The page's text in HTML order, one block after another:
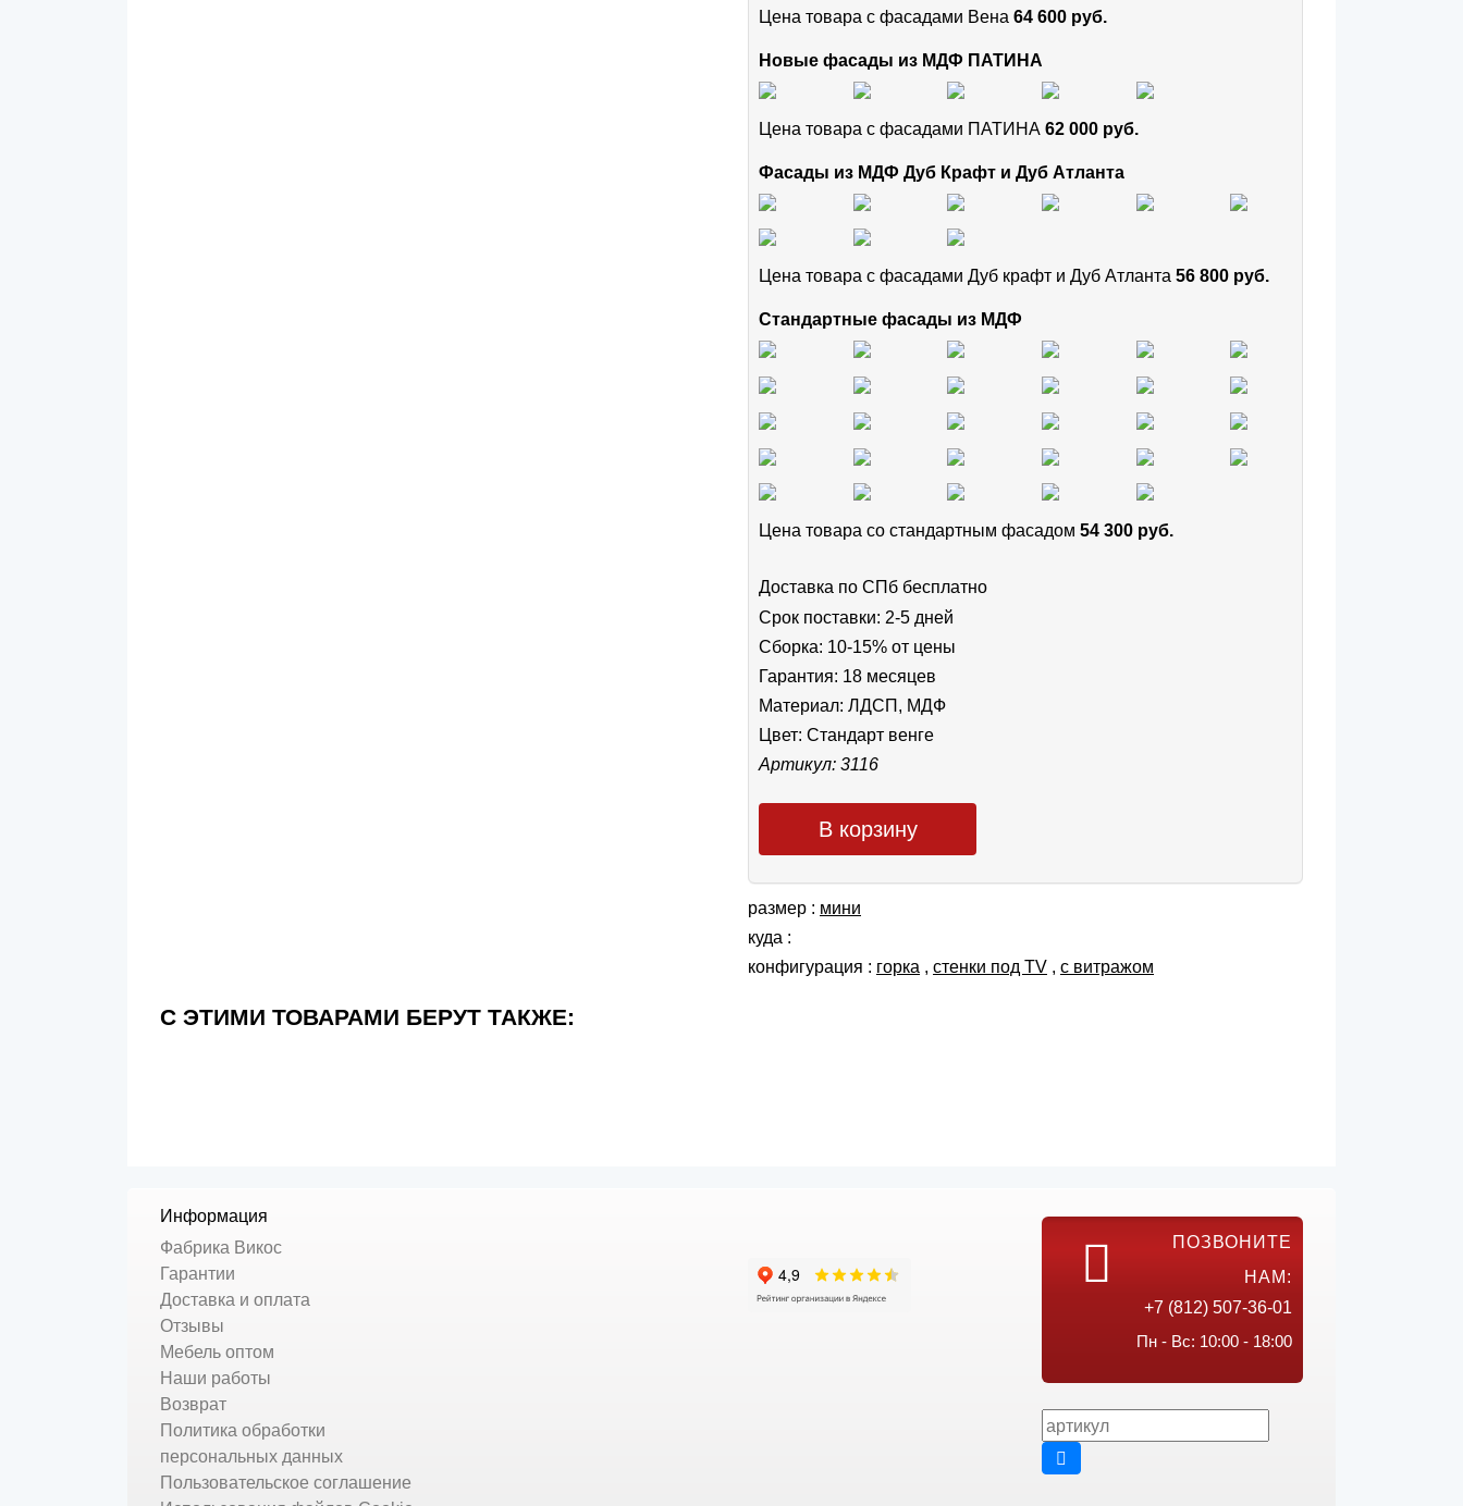
Цена товара с фасадами Вена 64 600 руб.
Новые фасады из МДФ ПАТИНА
Цена товара с фасадами ПАТИНА 62 000 руб.
Фасады из МДФ Дуб Крафт и Дуб Атланта
Цена товара с фасадами Дуб крафт и Дуб Атланта 56 800 руб.
Стандартные фасады из МДФ
Цена товара cо стандартным фасадом 54 300 руб.
Доставка по СПб бесплатно
Срок поставки: 2-5 дней
Сборка: 10-15% от цены
Гарантия: 18 месяцев
Материал: ЛДСП, МДФ
Цвет: Стандарт венге
Артикул: 3116
В корзину
размер : мини
куда :
конфигурация : горка , cтенки под TV , с витражом
С ЭТИМИ ТОВАРАМИ БЕРУТ ТАКЖЕ:
Информация
Фабрика Викос
Гарантии
Доставка и оплата
Отзывы
Мебель оптом
Наши работы
Возврат
Политика обработки
персональных данных
Пользовательское соглашение
ПОЗВОНИТЕ
НАМ:
+7 (812) 507-36-01
Пн - Вс: 10:00 - 18:00